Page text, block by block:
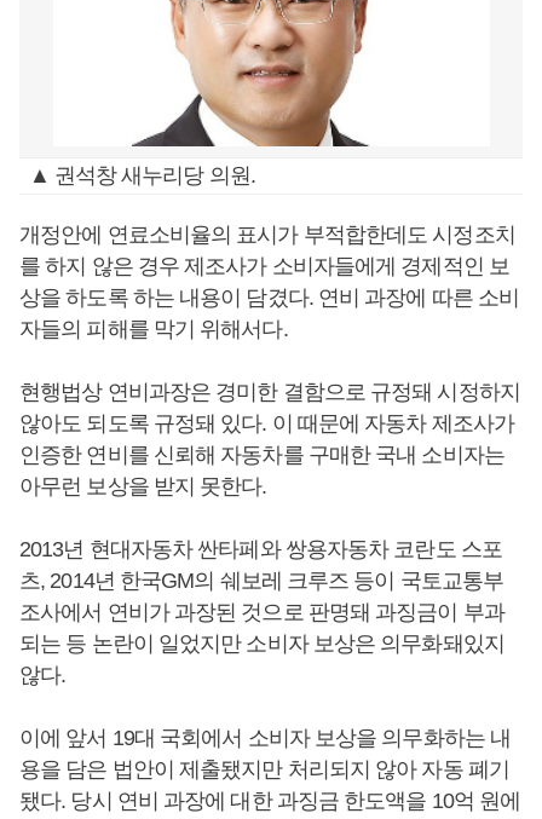
▲ 권석창 새누리당 의원.
개정안에 연료소비율의 표시가 부적합한데도 시정조치
를 하지 않은 경우 제조사가 소비자들에게 경제적인 보
상을 하도록 하는 내용이 담겼다. 연비 과장에 따른 소비
자들의 피해를 막기 위해서다.
현행법상 연비과장은 경미한 결함으로 규정돼 시정하지
않아도 되도록 규정돼 있다. 이 때문에 자동차 제조사가
인증한 연비를 신뢰해 자동차를 구매한 국내 소비자는
아무런 보상을 받지 못한다.
2013년 현대자동차 싼타페와 쌍용자동차 코란도 스포
츠, 2014년 한국GM의 쉐보레 크루즈 등이 국토교통부
조사에서 연비가 과장된 것으로 판명돼 과징금이 부과
되는 등 논란이 일었지만 소비자 보상은 의무화돼있지
않다.
이에 앞서 19대 국회에서 소비자 보상을 의무화하는 내
용을 담은 법안이 제출됐지만 처리되지 않아 자동 폐기
됐다. 당시 연비 과장에 대한 과징금 한도액을 10억 원에